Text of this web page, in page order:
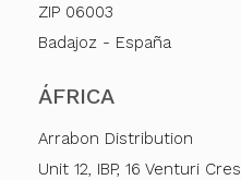
ZIP 06003
Badajoz - España
ÁFRICA
Arrabon Distribution
Unit 12, IBP, 16 Venturi Cres,